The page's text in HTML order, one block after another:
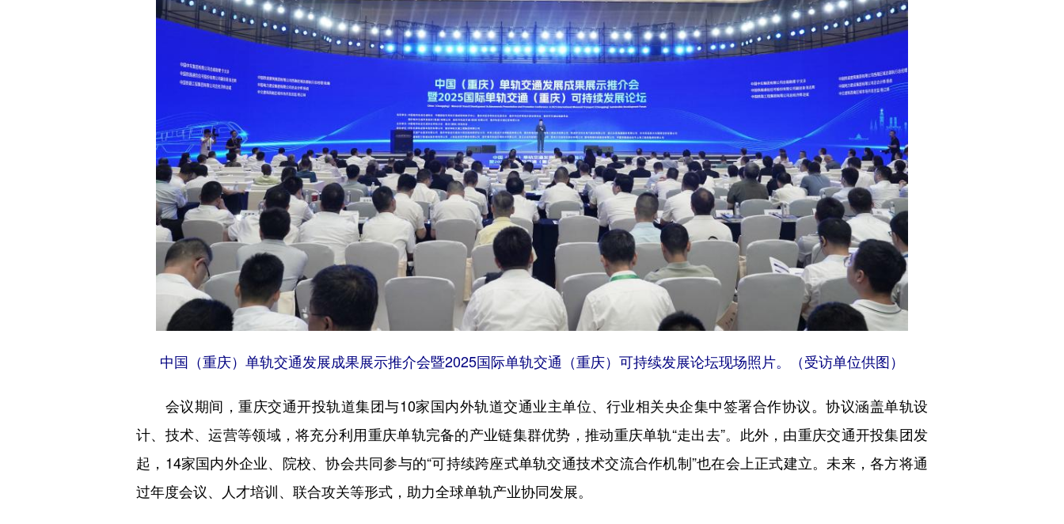
中国（重庆）单轨交通发展成果展示推介会暨2025国际单轨交通（重庆）可持续发展论坛现场照片。（受访单位供图）
会议期间，重庆交通开投轨道集团与10家国内外轨道交通业主单位、行业相关央企集中签署合作协议。协议涵盖单轨设
计、技术、运营等领域，将充分利用重庆单轨完备的产业链集群优势，推动重庆单轨“走出去”。此外，由重庆交通开投集团发
起，14家国内外企业、院校、协会共同参与的“可持续跨座式单轨交通技术交流合作机制”也在会上正式建立。未来，各方将通
过年度会议、人才培训、联合攻关等形式，助力全球单轨产业协同发展。